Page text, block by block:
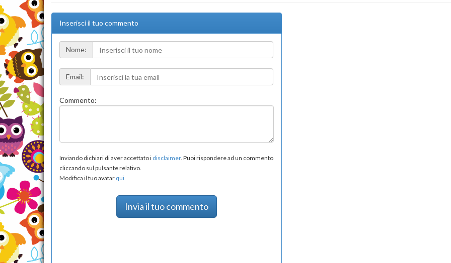
Inserisci il tuo commento
Nome:
Email:
Commento:
Inviando dichiari di aver accettato i disclaimer. Puoi rispondere ad un commento
cliccando sul pulsante relativo.
Modifica il tuo avatar qui
Invia il tuo commento